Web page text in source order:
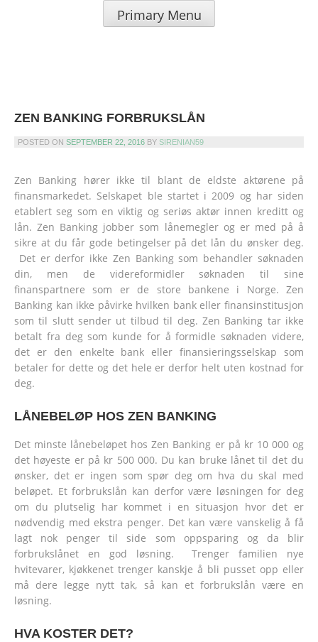
SIRENIAN.ORG – LÅN UTEN
Primary Menu
ZEN BANKING FORBRUKSLÅN
POSTED ON SEPTEMBER 22, 2016 BY SIRENIAN59
Zen Banking hører ikke til blant de eldste aktørene på
finansmarkedet. Selskapet ble startet i 2009 og har siden
etablert seg som en viktig og seriøs aktør innen kreditt og
lån. Zen Banking jobber som lånemegler og er med på å
sikre at du får gode betingelser på det lån du ønsker deg.
Det er derfor ikke Zen Banking som behandler søknaden
din, men de videreformidler søknaden til sine
finanspartnere som er de store bankene i Norge. Zen
Banking kan ikke påvirke hvilken bank eller finansinstitusjon
som til slutt sender ut tilbud til deg. Zen Banking tar ikke
betalt fra deg som kunde for å formidle søknaden videre,
det er den enkelte bank eller finansieringsselskap som
betaler for dette og det hele er derfor helt uten kostnad for
deg.
LÅNEBELØP HOS ZEN BANKING
Det minste lånebeløpet hos Zen Banking er på kr 10 000 og
det høyeste er på kr 500 000. Du kan bruke lånet til det du
ønsker, det er ingen som spør deg om hva du skal med
beløpet. Et forbrukslån kan derfor være løsningen for deg
om du plutselig har kommet i en situasjon hvor det er
nødvendig med ekstra penger. Det kan være vanskelig å få
lagt nok penger til side som oppsparing og da blir
forbrukslånet en god løsning. Trenger familien nye
hvitevarer, kjøkkenet trenger kanskje å bli pusset opp eller
må dere legge nytt tak, så kan et forbrukslån være en
løsning.
HVA KOSTER DET?